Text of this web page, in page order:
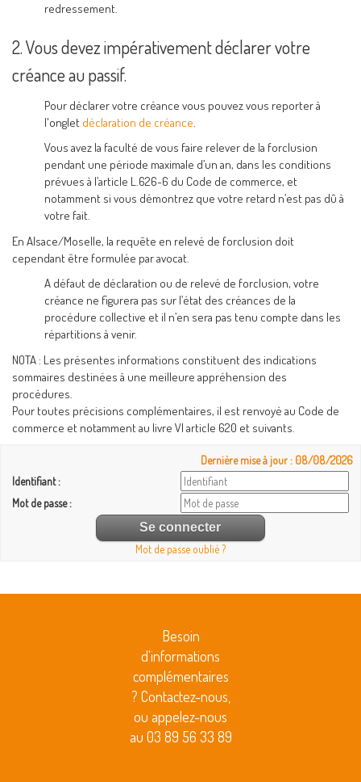
redressement.
2. Vous devez impérativement déclarer votre
créance au passif.
Pour déclarer votre créance vous pouvez vous reporter à
l'onglet déclaration de créance
Vous avez la faculté de vous faire relever de la forclusion
pendant une période maximale d’un an, dans les conditions
prévues à l’article L.626-6 du Code de commerce, et
notamment si vous démontrez que votre retard n’est pas dû à
votre fait.
En Alsace/Moselle, la requête en relevé de forclusion doit
cependant être formulée par avocat.
A défaut de déclaration ou de relevé de forclusion, votre
créance ne figurera pas sur l’état des créances de la
procédure collective et il n’en sera pas tenu compte dans les
répartitions à venir.
NOTA : Les présentes informations constituent des indications
sommaires destinées à une meilleure appréhension des
procédures.
Pour toutes précisions complémentaires, il est renvoyé au Code de
commerce et notamment au livre VI article 620 et suivants.
Dernière mise à jour : 08/08/2026
Identifiant :
Mot de passe :
Mot de passe oublié ?
Besoin
d'informations
complémentaires
? Contactez-nous,
ou appelez-nous
au 03 89 56 33 89